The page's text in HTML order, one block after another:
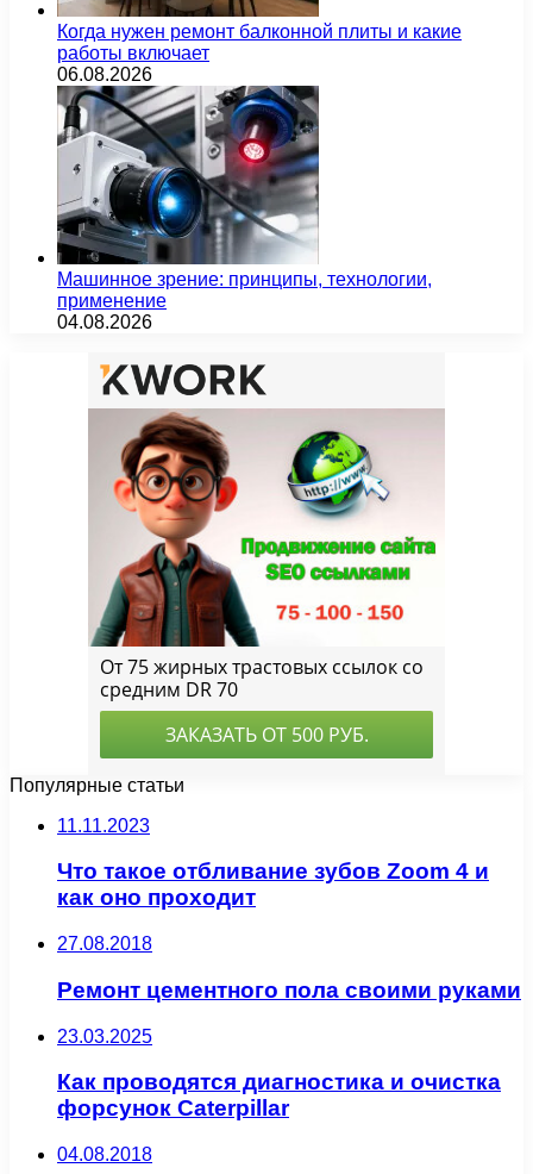
Когда нужен ремонт балконной плиты и какие
работы включает
06.08.2026
Машинное зрение: принципы, технологии,
применение
04.08.2026
Популярные статьи
11.11.2023
Что такое отбливание зубов Zoom 4 и
как оно проходит
27.08.2018
Ремонт цементного пола своими руками
23.03.2025
Как проводятся диагностика и очистка
форсунок Caterpillar
04.08.2018